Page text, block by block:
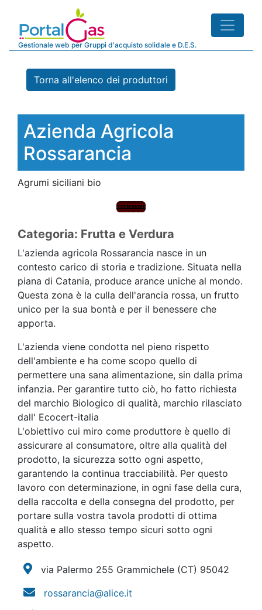
Gestionale web per Gruppi d'acquisto solidale e D.E.S.
Torna all'elenco dei produttori
Azienda Agricola
Rossarancia
Agrumi siciliani bio
Categoria: Frutta e Verdura
L'azienda agricola Rossarancia nasce in un
contesto carico di storia e tradizione. Situata nella
piana di Catania, produce arance uniche al mondo.
Questa zona è la culla dell'arancia rossa, un frutto
unico per la sua bontà e per il benessere che
apporta.
L'azienda viene condotta nel pieno rispetto
dell'ambiente e ha come scopo quello di
permettere una sana alimentazione, sin dalla prima
infanzia. Per garantire tutto ciò, ho fatto richiesta
del marchio Biologico di qualità, marchio rilasciato
dall' Ecocert-italia
L'obiettivo cui miro come produttore è quello di
assicurare al consumatore, oltre alla qualità del
prodotto, la sicurezza sotto ogni aspetto,
garantendo la continua tracciabilità. Per questo
lavoro con determinazione, in ogni fase della cura,
della raccolta e della consegna del prodotto, per
portare sulla vostra tavola prodotti di ottima
qualità e allo stesso tempo sicuri sotto ogni
aspetto.
via Palermo 255 Grammichele (CT) 95042
rossarancia@alice.it